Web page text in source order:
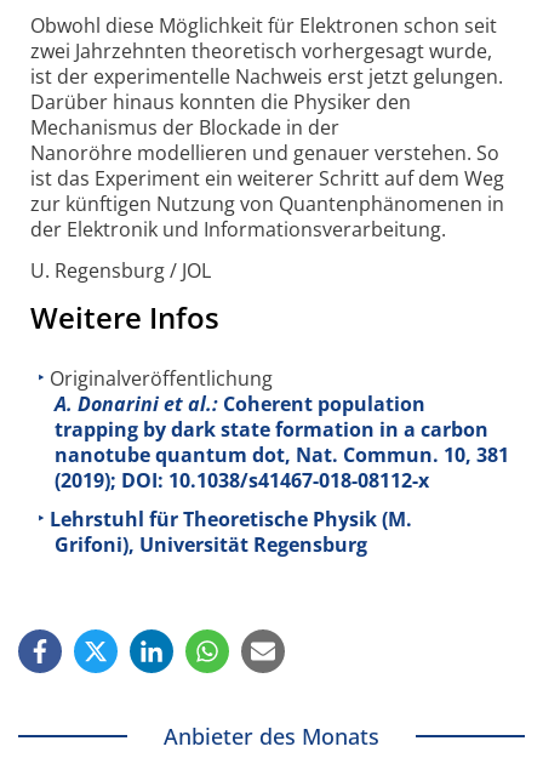
Obwohl diese Möglichkeit für Elektronen schon seit
zwei Jahrzehnten theoretisch vorhergesagt wurde,
ist der experimentelle Nachweis erst jetzt gelungen.
Darüber hinaus konnten die Physiker den
Mechanismus der Blockade in der
Nanoröhre modellieren und genauer verstehen. So
ist das Experiment ein weiterer Schritt auf dem Weg
zur künftigen Nutzung von Quantenphänomenen in
der Elektronik und Informationsverarbeitung.
U. Regensburg / JOL
Weitere Infos
Originalveröffentlichung
A. Donarini et al.: Coherent population
trapping by dark state formation in a carbon
nanotube quantum dot, Nat. Commun. 10, 381
(2019); DOI: 10.1038/s41467-018-08112-x
Lehrstuhl für Theoretische Physik (M.
Grifoni), Universität Regensburg
Anbieter des Monats